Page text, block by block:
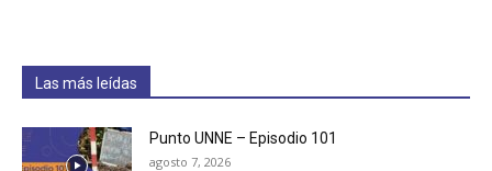
Las más leídas
Punto UNNE – Episodio 101
agosto 7, 2026